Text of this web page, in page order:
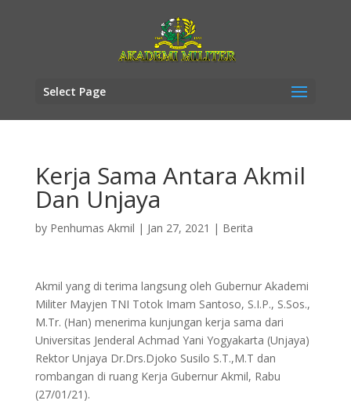
Select Page
Kerja Sama Antara Akmil
Dan Unjaya
by Penhumas Akmil | Jan 27, 2021 | Berita
Akmil yang di terima langsung oleh Gubernur Akademi
Militer Mayjen TNI Totok Imam Santoso, S.I.P., S.Sos.,
M.Tr. (Han) menerima kunjungan kerja sama dari
Universitas Jenderal Achmad Yani Yogyakarta (Unjaya)
Rektor Unjaya Dr.Drs.Djoko Susilo S.T.,M.T dan
rombangan di ruang Kerja Gubernur Akmil, Rabu
(27/01/21).